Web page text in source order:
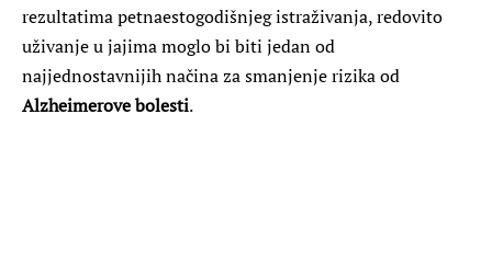
rezultatima petnaestogodišnjeg istraživanja, redovito
uživanje u jajima moglo bi biti jedan od
najjednostavnijih načina za smanjenje rizika od
Alzheimerove bolesti.